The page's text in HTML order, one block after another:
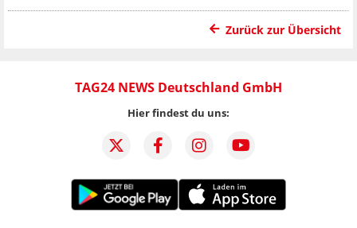
Zurück zur Übersicht
TAG24 NEWS Deutschland GmbH
Hier findest du uns: